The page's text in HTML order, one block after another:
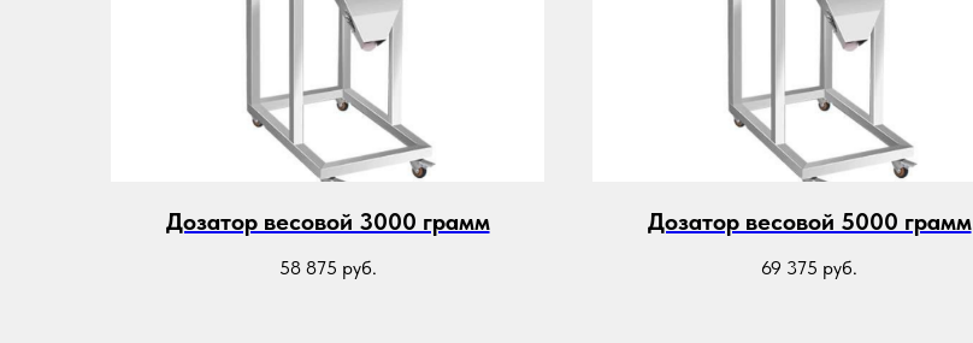
Дозатор весовой 3000 грамм
58 875 руб.
Дозатор весовой 5000 грамм
69 375 руб.